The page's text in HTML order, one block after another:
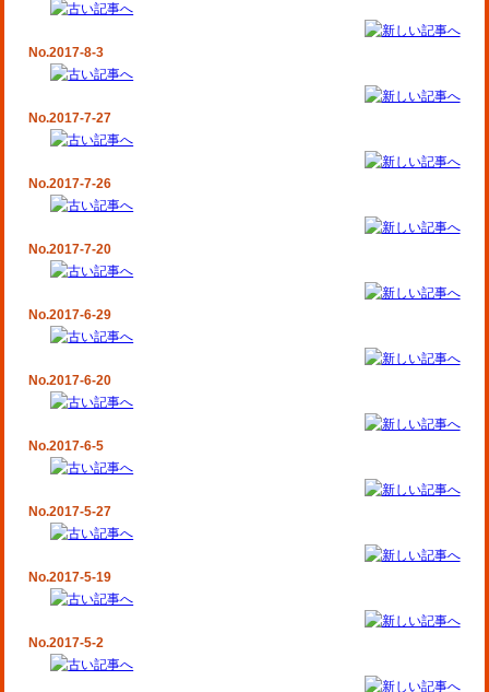
No.2017-8-3
No.2017-7-27
No.2017-7-26
No.2017-7-20
No.2017-6-29
No.2017-6-20
No.2017-6-5
No.2017-5-27
No.2017-5-19
No.2017-5-2